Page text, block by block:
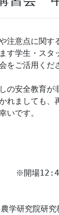
注意点に関す
す学生・スタ
をご活用くだ
の安全教育が
れましても、
いです。
　※開場
学研究院研